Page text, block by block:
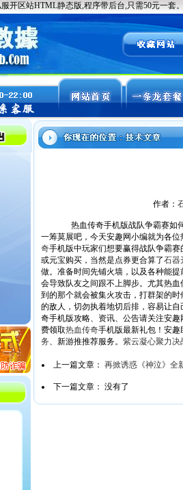
作者：
热血传奇手机版战队争霸赛如何
一筹莫展吧，今天安趣网小编就为各
奇手机版中玩家们想要赢得战队争霸
或元宝购买，当然是点券更合算了石器
做。准备时间先铺火墙，以及各种能
会导致队友之间跟不上脚步。尤其热
到的那个就会被集火攻击，打群架的
的敌人，切勿执着地切后排，容易让
奇手机版攻略、资讯、公告请关注安
费领取热血传奇手机版最新礼包！安
务、新游推推荐服务。 紫云凝心聚力决
上一篇文章： 再掀诱惑《神泣》全
下一篇文章： 没有了